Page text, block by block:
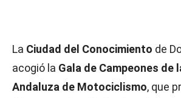
La Ciudad del Conocimiento de
acogió la Gala de Campeones de
Andaluza de Motociclismo, que